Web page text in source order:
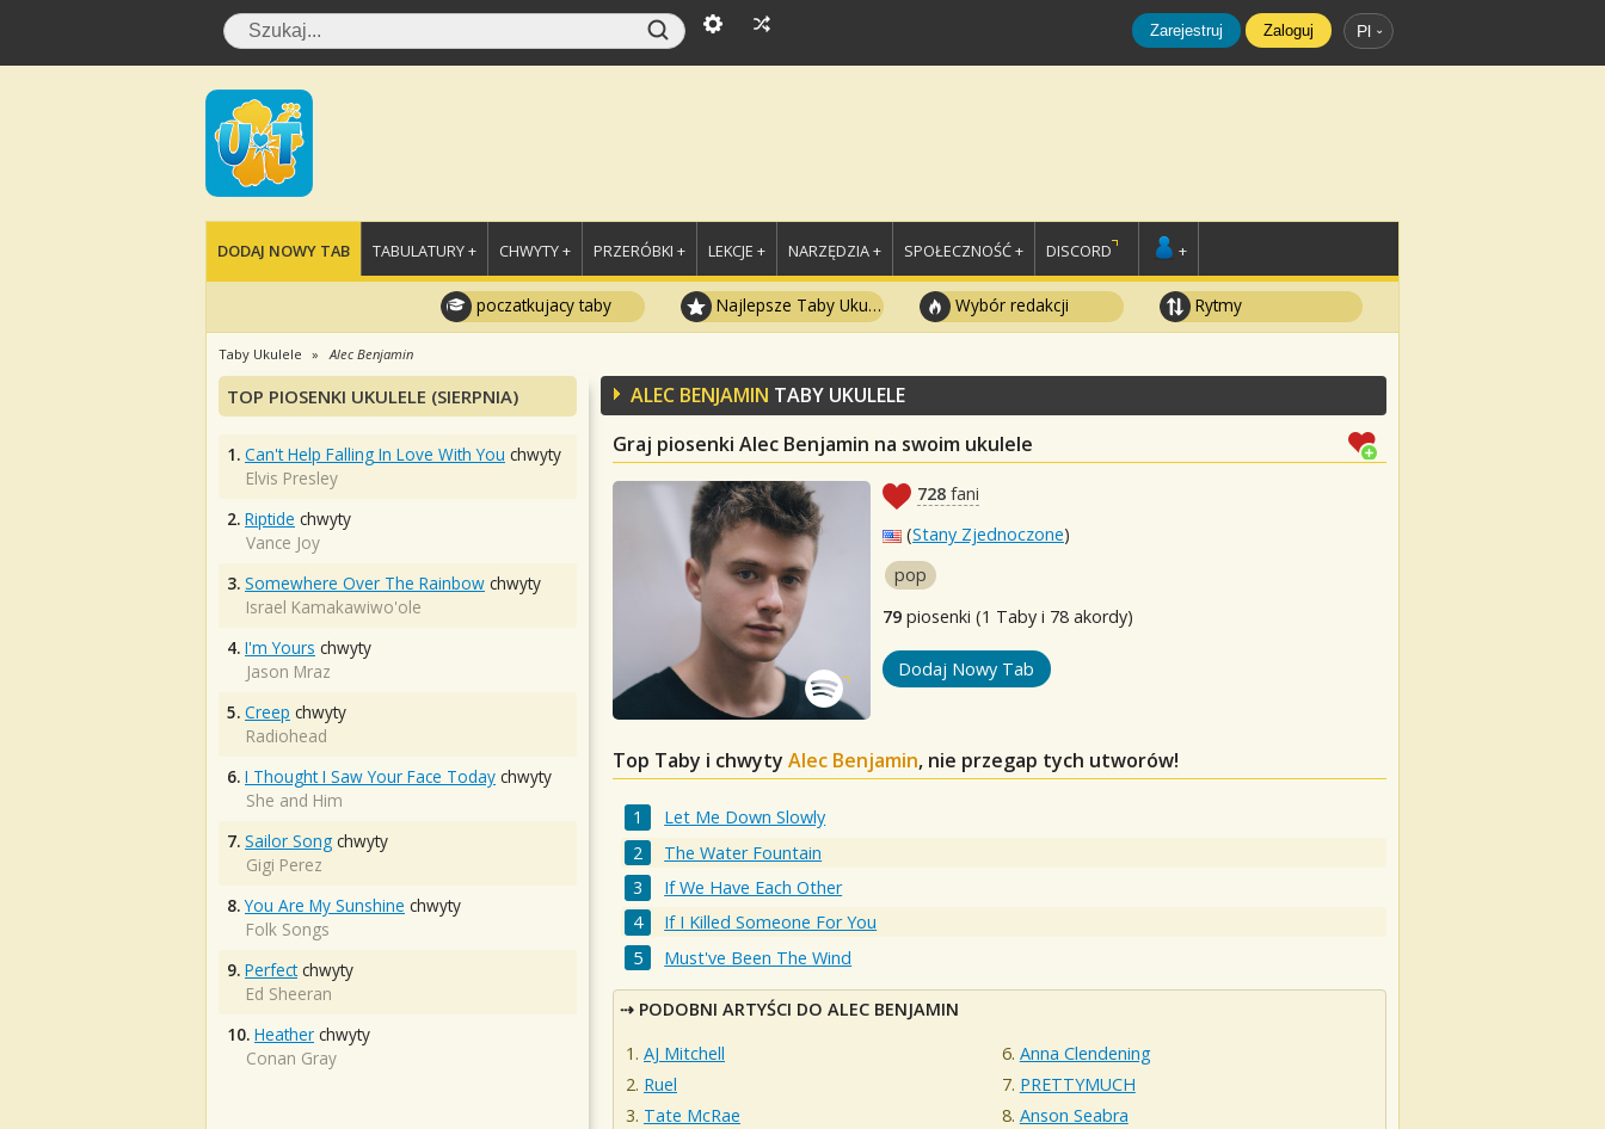
Zarejestruj Zaloguj Pl
DODAJ NOWY TAB TABULATURY + CHWYTY + PRZERÓBKI + LEKCJE + NARZĘDZIA + SPOŁECZNOŚĆ + DISCORD +
poczatkujacy taby Najlepsze Taby Ukulele Wybór redakcji Rytmy
Taby Ukulele Alec Benjamin
ALEC BENJAMIN TABY UKULELE
Graj piosenki Alec Benjamin na swoim ukulele
728 fani
(Stany Zjednoczone)
pop
79 piosenki (1 Taby i 78 akordy)
Dodaj Nowy Tab
Top Taby i chwyty Alec Benjamin, nie przegap tych utworów!
Let Me Down Slowly
The Water Fountain
If We Have Each Other
If I Killed Someone For You
Must've Been The Wind
PODOBNI ARTYŚCI DO ALEC BENJAMIN
AJ Mitchell
Ruel
Tate McRae
Anna Clendening
PRETTYMUCH
Anson Seabra
TOP PIOSENKI UKULELE (SIERPNIA)
1. Can't Help Falling In Love With You chwyty
Elvis Presley
2. Riptide chwyty
Vance Joy
3. Somewhere Over The Rainbow chwyty
Israel Kamakawiwo'ole
4. I'm Yours chwyty
Jason Mraz
5. Creep chwyty
Radiohead
6. I Thought I Saw Your Face Today chwyty
She and Him
7. Sailor Song chwyty
Gigi Perez
8. You Are My Sunshine chwyty
Folk Songs
9. Perfectchwyty
Ed Sheeran
10. Heather chwyty
Conan Gray